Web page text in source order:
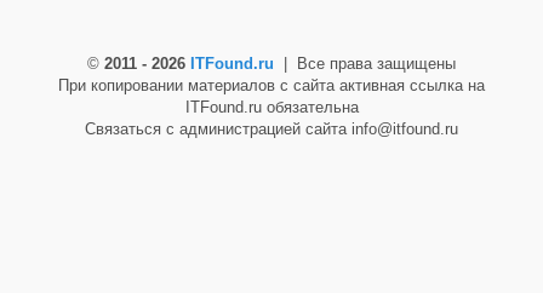
© 2011 - 2026 ITFound.ru | Все права защищены
При копировании материалов с сайта активная ссылка на
ITFound.ru обязательна
Связаться с администрацией сайта info@itfound.ru